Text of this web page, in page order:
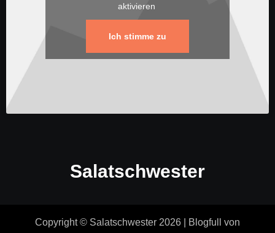
aktivieren
Ich stimme zu
Salatschwester
Copyright © Salatschwester 2026 Blogfull
von